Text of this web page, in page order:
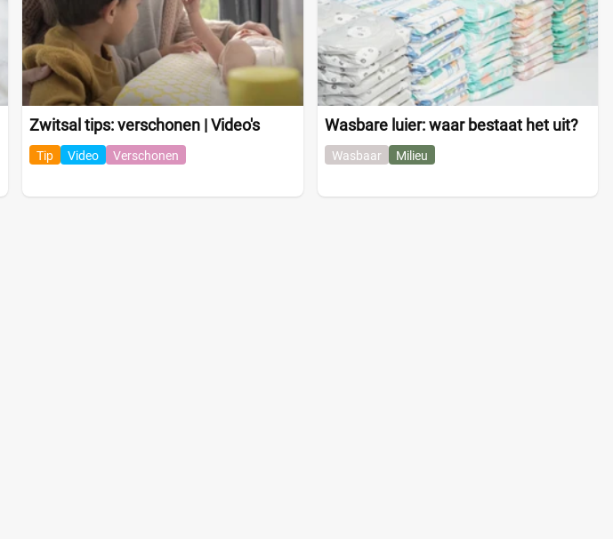
Zwitsal tips: verschonen | Video's
Tip Video Verschonen
Wasbare luier: waar bestaat het uit?
Wasbaar Milieu